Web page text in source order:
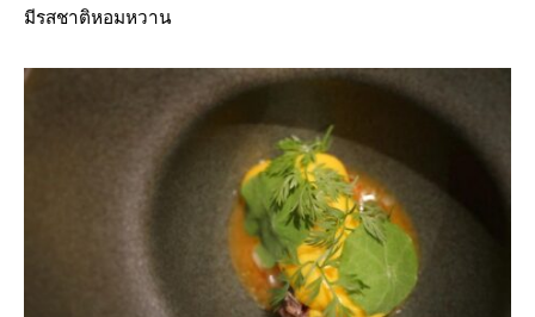
มีรสชาติหอมหวาน